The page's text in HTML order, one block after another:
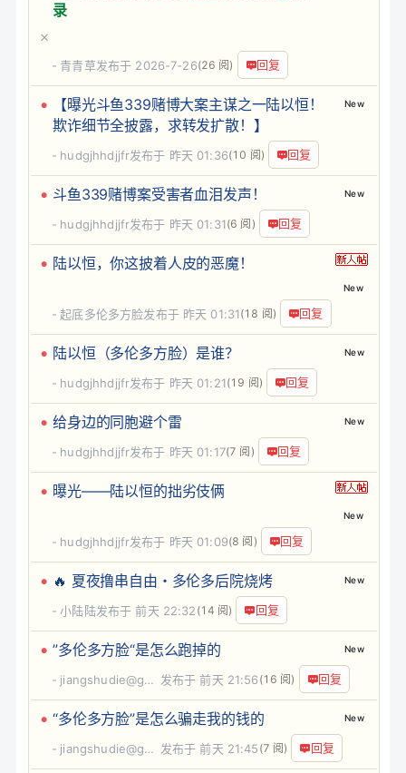
录
青青草 (26 阅) 回复
发布于 2026-7-26
【曝光斗鱼339赌博大案主谋之一陆以恒！
欺诈细节全披露，求转发扩散！】
New
hudgjhhdjjfr (10 阅) 回复
发布于 昨天 01:36
斗鱼339赌博案受害者血泪发声！ New
hudgjhhdjjfr (6 阅) 回复
发布于 昨天 01:31
陆以恒，你这披着人皮的恶魔！
New
起底多伦多方脸 (18 阅) 回复
发布于 昨天 01:31
陆以恒（多伦多方脸）是谁？ New
hudgjhhdjjfr (19 阅) 回复
发布于 昨天 01:21
给身边的同胞避个雷 New
hudgjhhdjjfr (7 阅) 回复
发布于 昨天 01:17
曝光——陆以恒的拙劣伎俩
New
hudgjhhdjjfr (8 阅) 回复
发布于 昨天 01:09
🔥 夏夜撸串自由・多伦多后院烧烤 New
小陆陆 (14 阅) 回复
发布于前天 22:32
”多伦多方脸“是怎么跑掉的 New
jiangshudie@gma (16 阅) 回复
发布于前天 21:56
“多伦多方脸”是怎么骗走我的钱的 New
jiangshudie@gma (7 阅) 回复
发布于前天 21:45